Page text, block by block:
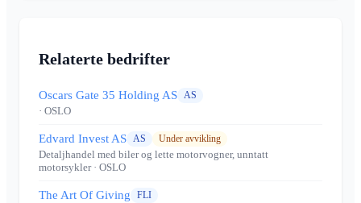
Relaterte bedrifter
Oscars Gate 35 Holding AS AS
· OSLO
Edvard Invest AS AS Under avvikling
Detaljhandel med biler og lette motorvogner, unntatt
motorsykler· OSLO
The Art Of Giving FLI